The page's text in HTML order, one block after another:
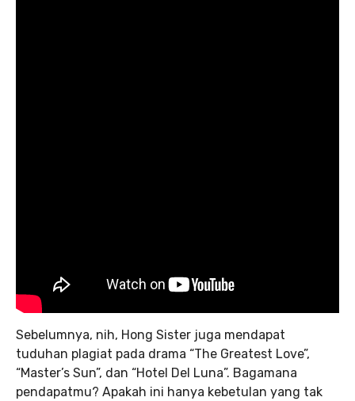
Sebelumnya, nih, Hong Sister juga mendapat
tuduhan plagiat pada drama “The Greatest Love”,
“Master’s Sun”, dan “Hotel Del Luna”. Bagamana
pendapatmu? Apakah ini hanya kebetulan yang tak